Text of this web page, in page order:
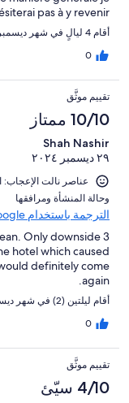
pas à y revenir.
أقام 4 ليالٍ في شهر ديسمبر عام 2024
0
تقييم موثَّق
10/10 ممتاز
Shah Nashir
٢٩ ديسمبر ٢٠٢٤
و⁦حالة المنشأة ومرافقها⁩
الترجمة باستخدام Google
Only downside
hotel which caused
definitely come
again.
أقام ليلتين (2) في شهر ديسمبر عام 2024
0
تقييم موثَّق
4/10 سيّئ